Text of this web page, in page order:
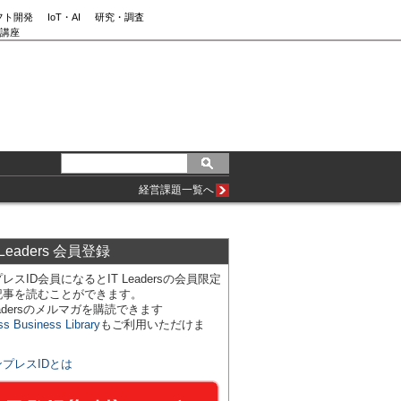
ト開発 IoT・AI
研究・調査
座
経営課題一覧へ
会員登録
スID会員になるとIT Leadersの会員限定
を読むことができます。
のメルマガを購読できます
Business Libraryもご利用いただけま
プレスIDとは